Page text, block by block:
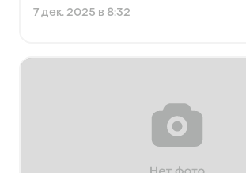
7 дек. 2025 в 8:32